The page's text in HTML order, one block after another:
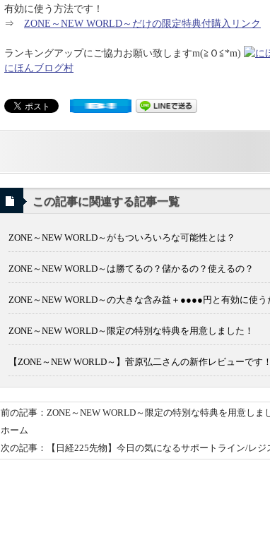
有効に使う方法です！
⇒ ZONE～NEW WORLD～だけの限定特典付購入リンク
ランキングアップにご協力お願い致しますm(≧Ｏ≦*m)
にほんブログ村
この記事に関連する記事一覧
ZONE～NEW WORLD～がもついろいろな可能性とは？
ZONE～NEW WORLD～は勝てるの？儲かるの？使えるの？
ZONE～NEW WORLD～の大きな含み益＋●●●●円と有効に使う
ZONE～NEW WORLD～限定の特別な特典を用意しました！
【ZONE～NEW WORLD～】菅原弘二さんの新作レビューです！
前の記事：ZONE～NEW WORLD～限定の特別な特典を用意しま
ホーム
次の記事：【日経225先物】今日の気になるサポートライン/レジ